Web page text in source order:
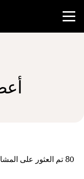
موارد
80 تم العثور على